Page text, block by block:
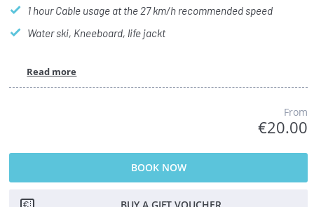
1 hour Cable usage at the 27 km/h recommended speed
Water ski, Kneeboard, life jackt
Read more
From
€20.00
BOOK NOW
BUY A GIFT VOUCHER